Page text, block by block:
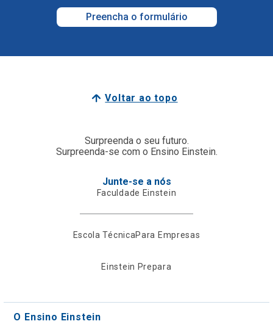
Preencha o formulário
Voltar ao topo
Surpreenda o seu futuro.
Surpreenda-se com o Ensino Einstein.
Junte-se a nós
Faculdade Einstein
Escola TécnicaPara Empresas
Einstein Prepara
O Ensino Einstein